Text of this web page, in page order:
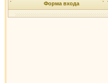
Форма входа